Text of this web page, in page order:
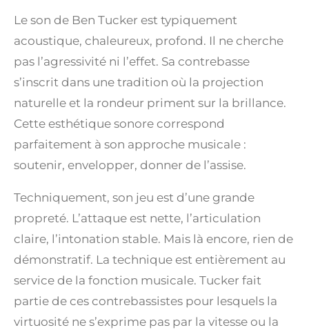
Le son de Ben Tucker est typiquement
acoustique, chaleureux, profond. Il ne cherche
pas l’agressivité ni l’effet. Sa contrebasse
s’inscrit dans une tradition où la projection
naturelle et la rondeur priment sur la brillance.
Cette esthétique sonore correspond
parfaitement à son approche musicale :
soutenir, envelopper, donner de l’assise.
Techniquement, son jeu est d’une grande
propreté. L’attaque est nette, l’articulation
claire, l’intonation stable. Mais là encore, rien de
démonstratif. La technique est entièrement au
service de la fonction musicale. Tucker fait
partie de ces contrebassistes pour lesquels la
virtuosité ne s’exprime pas par la vitesse ou la